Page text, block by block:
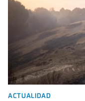
ACTUALIDAD